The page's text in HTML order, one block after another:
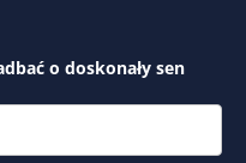
o doskonały sen